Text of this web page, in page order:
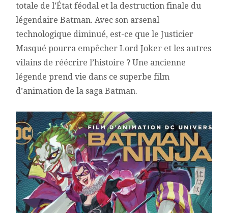
totale de l’État féodal et la destruction finale du
légendaire Batman. Avec son arsenal
technologique diminué, est-ce que le Justicier
Masqué pourra empêcher Lord Joker et les autres
vilains de réécrire l’histoire ? Une ancienne
légende prend vie dans ce superbe film
d’animation de la saga Batman.